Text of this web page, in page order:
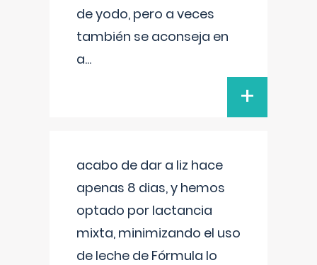
de yodo, pero a veces
también se aconseja en
a...
+
acabo de dar a liz hace
apenas 8 dias, y hemos
optado por lactancia
mixta, minimizando el uso
de leche de Fórmula lo